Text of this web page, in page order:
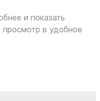
и показать
просмотр в удобное